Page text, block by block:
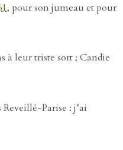
, pour son jumeau et pour
à leur triste sort ; Candie
Reveillé-Parise : j’ai